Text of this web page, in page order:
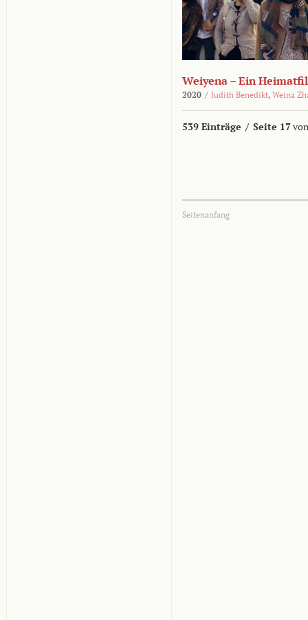
Weiyena – Ein
2020 / Judith Benedikt, Weina
539 Einträge / Seite 17
Seitenanfang